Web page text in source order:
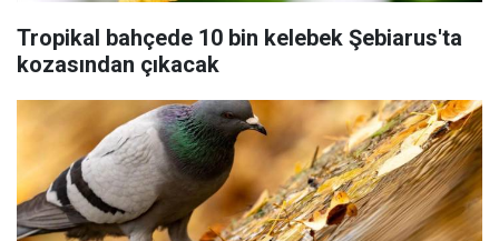
Tropikal bahçede 10 bin kelebek Şebiarus'ta
kozasından çıkacak